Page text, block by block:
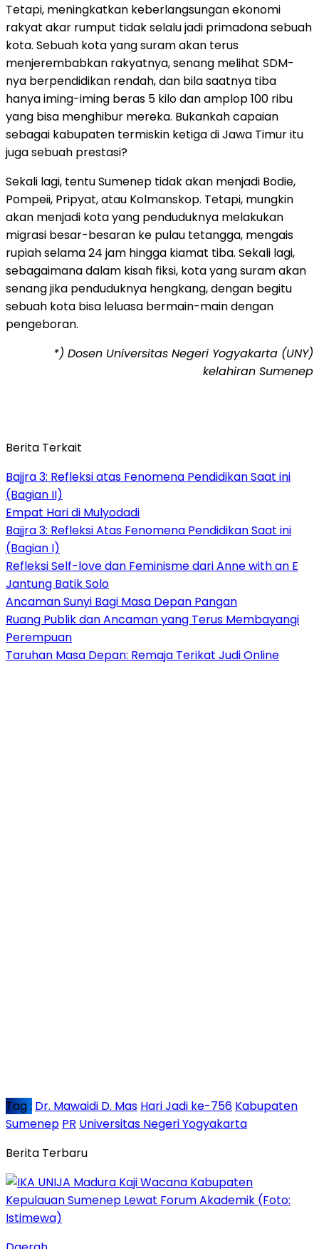
Tetapi, meningkatkan keberlangsungan ekonomi
rakyat akar rumput tidak selalu jadi primadona sebuah
kota. Sebuah kota yang suram akan terus
menjerembabkan rakyatnya, senang melihat SDM-
nya berpendidikan rendah, dan bila saatnya tiba
hanya iming-iming beras 5 kilo dan amplop 100 ribu
yang bisa menghibur mereka. Bukankah capaian
sebagai kabupaten termiskin ketiga di Jawa Timur itu
juga sebuah prestasi?
Sekali lagi, tentu Sumenep tidak akan menjadi Bodie,
Pompeii, Pripyat, atau Kolmanskop. Tetapi, mungkin
akan menjadi kota yang penduduknya melakukan
migrasi besar-besaran ke pulau tetangga, mengais
rupiah selama 24 jam hingga kiamat tiba. Sekali lagi,
sebagaimana dalam kisah fiksi, kota yang suram akan
senang jika penduduknya hengkang, dengan begitu
sebuah kota bisa leluasa bermain-main dengan
pengeboran.
*) Dosen Universitas Negeri Yogyakarta (UNY)
kelahiran Sumenep
Berita Terkait
Bajjra 3: Refleksi atas Fenomena Pendidikan Saat ini
(Bagian II)
Empat Hari di Mulyodadi
Bajjra 3: Refleksi Atas Fenomena Pendidikan Saat ini
(Bagian I)
Refleksi Self-love dan Feminisme dari Anne with an E
Jantung Batik Solo
Ancaman Sunyi Bagi Masa Depan Pangan
Ruang Publik dan Ancaman yang Terus Membayangi
Perempuan
Taruhan Masa Depan: Remaja Terikat Judi Online
Tag : Dr. Mawaidi D. Mas Hari Jadi ke-756 Kabupaten
Sumenep PR Universitas Negeri Yogyakarta
Berita Terbaru